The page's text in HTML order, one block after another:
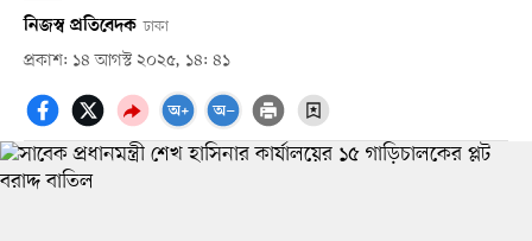
নিজস্ব প্রতিবেদক ঢাকা
প্রকাশ: ১৪ আগস্ট ২০২৫, ১৪: ৪১